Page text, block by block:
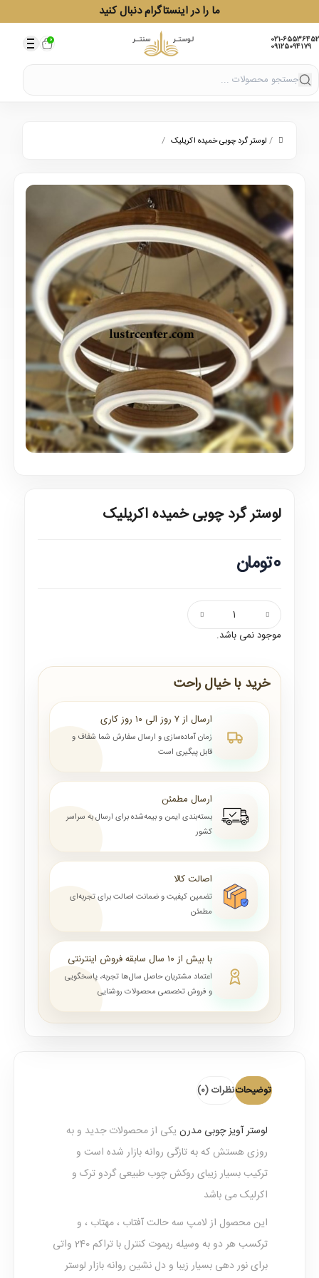
ما را در اینستاگرام دنبال کنید
021-65536452
09125094179
0
/ لوستر گرد چوبی خمیده اکریلیک /
لوستر گرد چوبی خمیده اکریلیک
0تومان
موجود نمی باشد.
خرید با خیال راحت
ارسال از ۷ روز الی ۱۰ روز کاری
زمان آماده‌سازی و ارسال سفارش شما شفاف و
قابل پیگیری است
ارسال مطمئن
بسته‌بندی ایمن و بیمه‌شده برای ارسال به سراسر
کشور
اصالت کالا
تضمین کیفیت و ضمانت اصالت برای تجربه‌ای
مطمئن
با بیش از ۱۰ سال سابقه فروش اینترنتی
اعتماد مشتریان حاصل سال‌ها تجربه، پاسخگویی
و فروش تخصصی محصولات روشنایی
توضیحاتنظرات (0)
لوستر آویز چوبی مدرن یکی از محصولات جدید و به
روزی هستش که به تازگی روانه بازار شده است و
ترکیب بسیار زیبای روکش چوب طبیعی گردو ترک و
اکرلیک می باشد
این محصول از لامپ سه حالت آفتاب ، مهتاب ، و
ترکسب هر دو به وسیله ریموت کنترل با تراکم 240 واتی
برای نور دهی بسیار زیبا و دل نشین روانه بازار لوستر